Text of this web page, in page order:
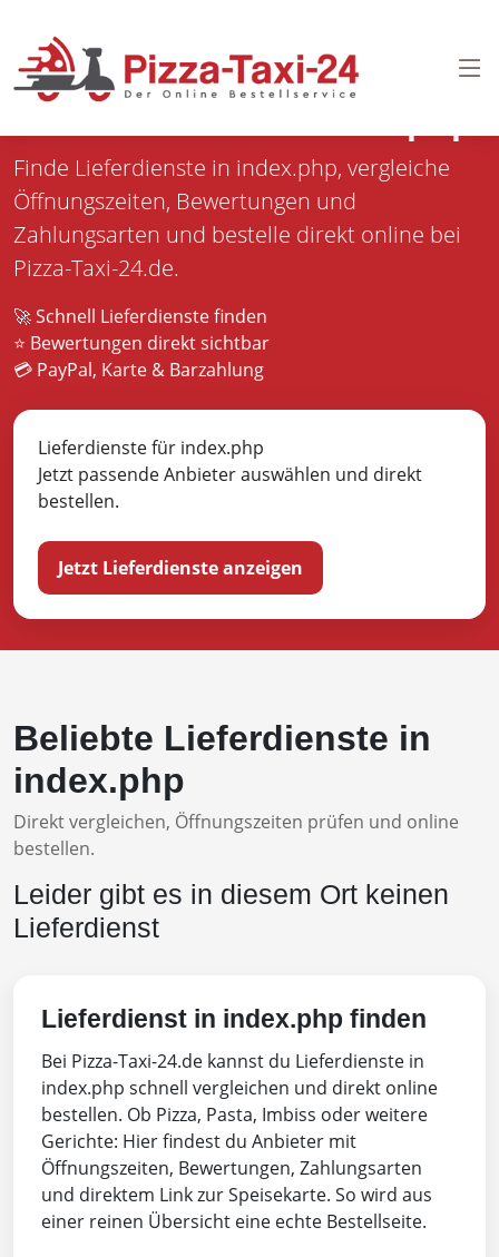
Finde Lieferdienste in index.php, vergleiche
Öffnungszeiten, Bewertungen und
Zahlungsarten und bestelle direkt online bei
Pizza-Taxi-24.de.
🚀 Schnell Lieferdienste finden
⭐ Bewertungen direkt sichtbar
💳 PayPal, Karte & Barzahlung
Lieferdienste für index.php
Jetzt passende Anbieter auswählen und direkt
bestellen.
Jetzt Lieferdienste anzeigen
Beliebte Lieferdienste in
index.php
Direkt vergleichen, Öffnungszeiten prüfen und online
bestellen.
Leider gibt es in diesem Ort keinen
Lieferdienst
Lieferdienst in index.php finden
Bei Pizza-Taxi-24.de kannst du Lieferdienste in
index.php schnell vergleichen und direkt online
bestellen. Ob Pizza, Pasta, Imbiss oder weitere
Gerichte: Hier findest du Anbieter mit
Öffnungszeiten, Bewertungen, Zahlungsarten
und direktem Link zur Speisekarte. So wird aus
einer reinen Übersicht eine echte Bestellseite.